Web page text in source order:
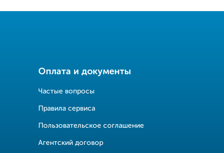
Оплата и документы
Частые вопросы
Правила сервиса
Пользовательское соглашение
Агентский договор